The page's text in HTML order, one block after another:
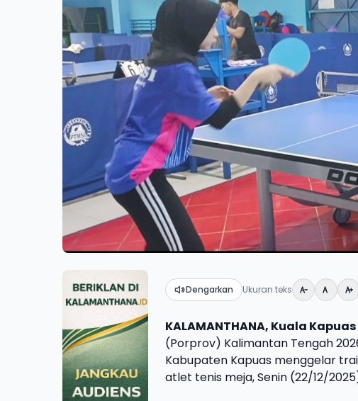
Dengarkan Ukuran teks
KALAMANTHANA, Kuala
(Porprov) Kalimantan Tengah
Kabupaten Kapuas menggelar
atlet tenis meja, Senin (22/12/